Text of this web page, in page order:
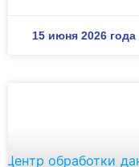
15 июня 2026 года